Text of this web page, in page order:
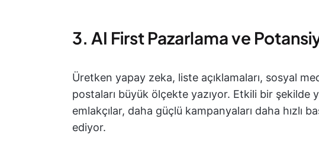
3. AI First Pazarlama ve
Üretken yapay zeka, liste açıklamaları, sosyal
postaları büyük ölçekte yazıyor. Etkili bir
emlakçılar, daha güçlü kampanyaları daha hızlı
ediyor.